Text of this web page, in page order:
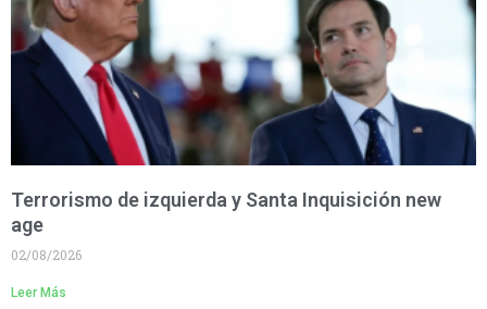
Terrorismo de izquierda y Santa Inquisición new
age
02/08/2026
Leer Más